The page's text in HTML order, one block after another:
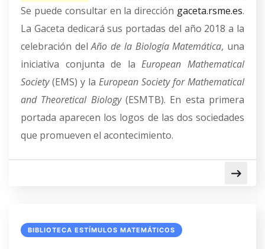
Se puede consultar en la dirección gaceta.rsme.es.
La Gaceta dedicará sus portadas del año 2018 a la
celebración delAño de la Biología Matemática, una
iniciativa conjunta de laEuropean Mathematical
Society(EMS) y la European Society for Mathematical
and Theoretical Biology(ESMTB). En esta primera
portada aparecen los logos de las dos sociedades
que promueven el acontecimiento.
BIBLIOTECA ESTÍMULOS MATEMÁTICOS